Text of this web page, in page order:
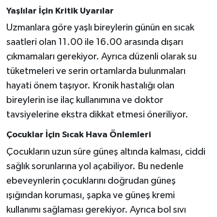
Yaşlılar İçin Kritik Uyarılar
Uzmanlara göre yaşlı bireylerin günün en sıcak
saatleri olan 11.00 ile 16.00 arasında dışarı
çıkmamaları gerekiyor. Ayrıca düzenli olarak su
tüketmeleri ve serin ortamlarda bulunmaları
hayati önem taşıyor. Kronik hastalığı olan
bireylerin ise ilaç kullanımına ve doktor
tavsiyelerine ekstra dikkat etmesi öneriliyor.
Çocuklar İçin Sıcak Hava Önlemleri
Çocukların uzun süre güneş altında kalması, ciddi
sağlık sorunlarına yol açabiliyor. Bu nedenle
ebeveynlerin çocuklarını doğrudan güneş
ışığından koruması, şapka ve güneş kremi
kullanımı sağlaması gerekiyor. Ayrıca bol sıvı